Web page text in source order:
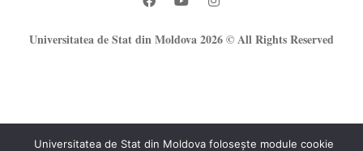
Universitatea de Stat din Moldova 2026 © All Rights Reserved
Universitatea de Stat din Moldova folosește module cookie